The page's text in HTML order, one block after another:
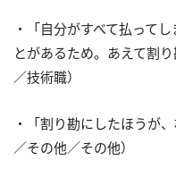
・「自分がすべて払って
とがあるため。あえて割
／技術職）
・「割り勘にしたほうが
／その他／その他）